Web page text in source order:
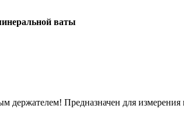
ваты
держателем! Предназначен для